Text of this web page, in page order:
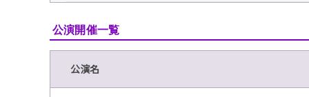
公演開催一覧
公演名